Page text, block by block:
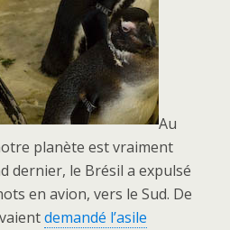
Au
planète est vraiment
dernier, le Brésil a expulsé
en avion, vers le Sud. De
demandé l’asile